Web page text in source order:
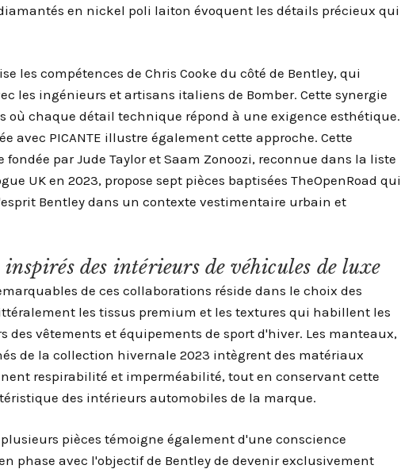
en nickel poli laiton évoquent les détails précieux qui
les compétences de Chris Cooke du côté de Bentley, qui
les ingénieurs et artisans italiens de Bomber. Cette synergie
où chaque détail technique répond à une exigence esthétique.
avec PICANTE illustre également cette approche. Cette
par Jude Taylor et Saam Zonoozi, reconnue dans la liste
UK en 2023, propose sept pièces baptisées TheOpenRoad qui
Bentley dans un contexte vestimentaire urbain et
des intérieurs de véhicules de luxe
de ces collaborations réside dans le choix des
les tissus premium et les textures qui habillent les
des vêtements et équipements de sport d'hiver. Les manteaux,
de la collection hivernale 2023 intègrent des matériaux
respirabilité et imperméabilité, tout en conservant cette
des intérieurs automobiles de la marque.
pièces témoigne également d'une conscience
phase avec l'objectif de Bentley de devenir exclusivement